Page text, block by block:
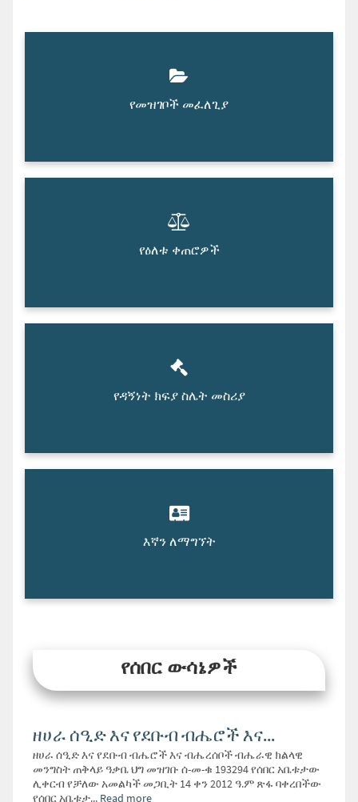
የመዝገቦች መፈለጊያ
የዕለቱ ቀጠሮዎች
የዳኝነት ክፍያ ስሌት መስሪያ
እኛን ለማግኘት
የሰበር ውሳኔዎች
ዘሀራ ሰዒድ እና የደቡብ ብሔሮች እና...
ዘሀራ ሰዒድ እና የደቡብ ብሔሮች እና ብሔረሰቦች ብሔራዊ ክልላዊ
መንግስት ጠቅላይ ዓቃቤ ህግ መዝገቡ ሰ-መ-ቁ 193294 የሰበር አቤቱታው
ሊቀርብ የቻለው አመልካች መጋቢት 14 ቀን 2012 ዓ.ም ጽፋ ባቀረበችው
የሰበር አቤቱታ... Read more